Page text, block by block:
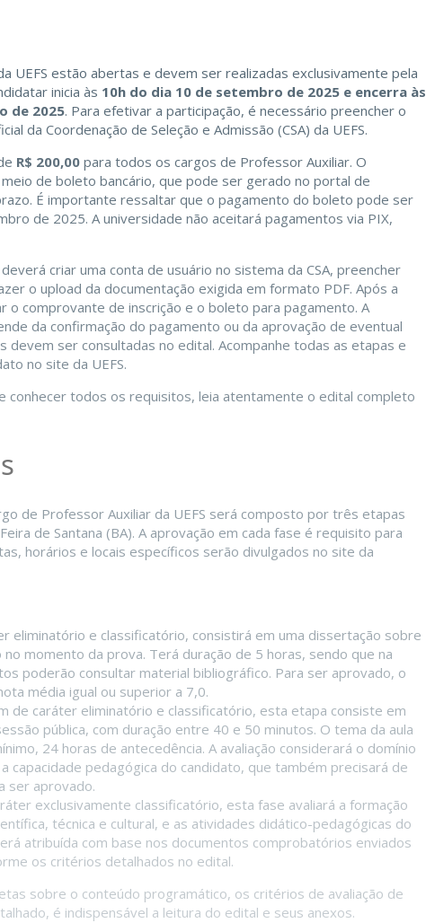
UEFS estão abertas e devem ser realizadas exclusivamente pela
inicia às 10h do dia 10 de setembro de 2025 e encerra às
de 2025. Para efetivar a participação, é necessário preencher o
da Coordenação de Seleção e Admissão (CSA) da UEFS.
R$ 200,00 para todos os cargos de Professor Auxiliar. O
de boleto bancário, que pode ser gerado no portal de
É importante ressaltar que o pagamento do boleto pode ser
de 2025. A universidade não aceitará pagamentos via PIX,
criar uma conta de usuário no sistema da CSA, preencher
o upload da documentação exigida em formato PDF. Após a
o comprovante de inscrição e o boleto para pagamento. A
da confirmação do pagamento ou da aprovação de eventual
devem ser consultadas no edital. Acompanhe todas as etapas e
no site da UEFS.
conhecer todos os requisitos, leia atentamente o edital completo
de Professor Auxiliar da UEFS será composto por três etapas
de Santana (BA). A aprovação em cada fase é requisito para
horários e locais específicos serão divulgados no site da
eliminatório e classificatório, consistirá em uma dissertação sobre
momento da prova. Terá duração de 5 horas, sendo que na
poderão consultar material bibliográfico. Para ser aprovado, o
média igual ou superior a 7,0.
de caráter eliminatório e classificatório, esta etapa consiste em
pública, com duração entre 40 e 50 minutos. O tema da aula
24 horas de antecedência. A avaliação considerará o domínio
capacidade pedagógica do candidato, que também precisará de
ser aprovado.
exclusivamente classificatório, esta fase avaliará a formação
técnica e cultural, e as atividades didático-pedagógicas do
atribuída com base nos documentos comprobatórios enviados
os critérios detalhados no edital.
sobre o conteúdo programático, os critérios de avaliação de
é indispensável a leitura do edital e seus anexos.